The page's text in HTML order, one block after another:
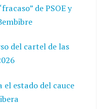
de PSOE y
del cartel de las
el estado del cauce